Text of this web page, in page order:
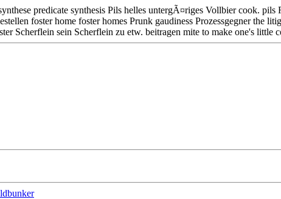
predicate synthesis Pils helles untergÃ¤riges Vollbier cook.
foster home foster homes Prunk gaudiness Prozessgegner the
Scherflein sein Scherflein zu etw. beitragen mite to make one's little